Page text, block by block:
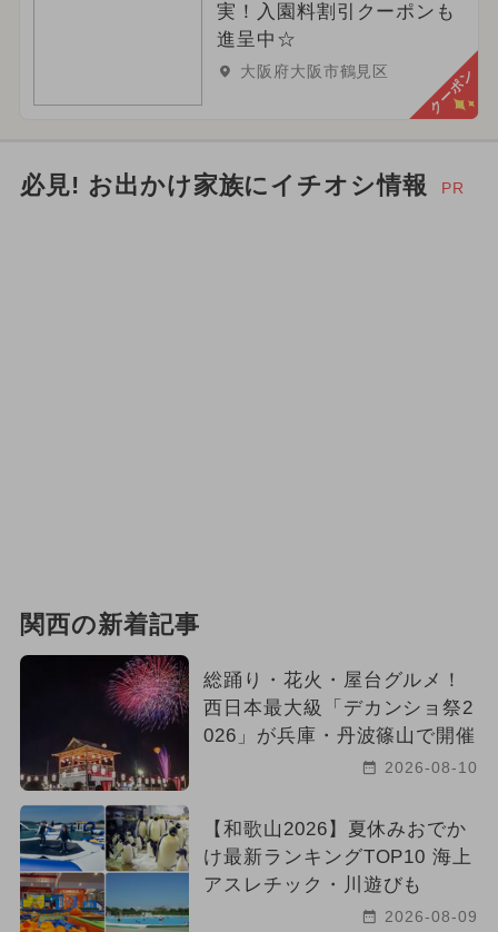
実！入園料割引クーポンも
進呈中☆
大阪府大阪市鶴見区 クーポン
必見! お出かけ家族にイチオシ情報 PR
関西の新着記事
総踊り・花火・屋台グルメ！
西日本最大級「デカンショ祭2
026」が兵庫・丹波篠山で開催
2026-08-10
【和歌山2026】夏休みおでか
け最新ランキングTOP10 海上
アスレチック・川遊びも
2026-08-09